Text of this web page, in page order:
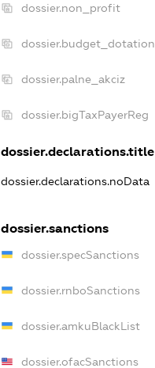
dossier.non_profit
dossier.budget_dotation
dossier.palne_akciz
dossier.bigTaxPayerReg
dossier.declarations.title
dossier.declarations.noData
dossier.sanctions
dossier.specSanctions
dossier.rnboSanctions
dossier.amkuBlackList
dossier.ofacSanctions